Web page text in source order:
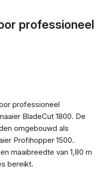
professioneel
professioneel
BladeCut 1800. De
omgebouwd als
Profihopper 1500.
maaibreedte van 1,80 m
bereikt.